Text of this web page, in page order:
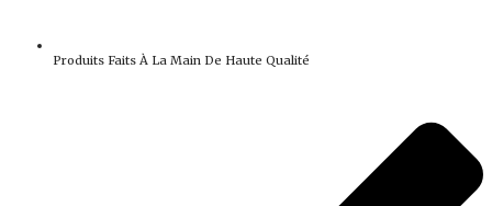
Produits Faits À La Main De Haute Qualité